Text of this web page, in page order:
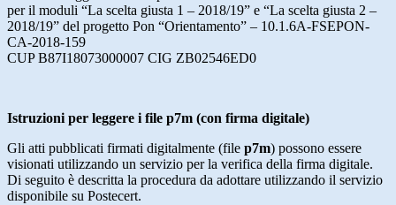
per il moduli “La scelta giusta 1 – 2018/19” e “La scelta giusta 2 –
2018/19” del progetto Pon “Orientamento” – 10.1.6A-FSEPON-
CA-2018-159
CUP B87I18073000007 CIG ZB02546ED0
Istruzioni per leggere i file p7m (con firma digitale)
Gli atti pubblicati firmati digitalmente (file p7m) possono essere
visionati utilizzando un servizio per la verifica della firma digitale.
Di seguito è descritta la procedura da adottare utilizzando il servizio
disponibile su Postecert.